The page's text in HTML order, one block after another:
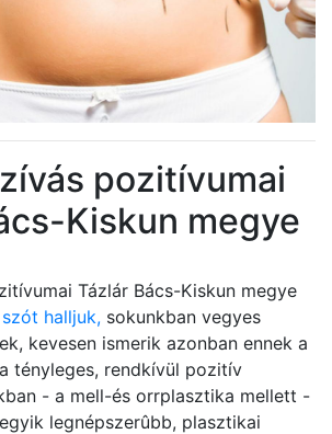
pozitívumai
Kiskun megye
Tázlár Bács-Kiskun megye
halljuk, sokunkban vegyes
kevesen ismerik azonban ennek a
tényleges, rendkívül pozitív
- a mell-és orrplasztika mellett -
legnépszerûbb, plasztikai